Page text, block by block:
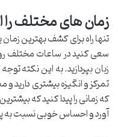
زمان های مختلف را
تنها راه برای کشف بهترین
سعی کنید در ساعات مختلف
زبان بپردازید. به این نکته
تمرکز و انگیزه بیشتری
که زمانی را پیدا کنید که بیشترین
آورد و احساس خوبی نسبت به